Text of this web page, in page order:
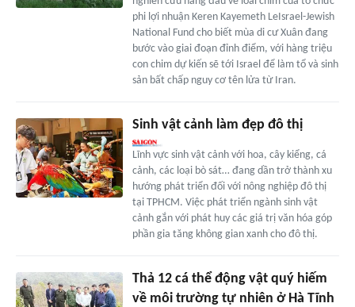
phi lợi nhuận Keren Kayemeth LeIsrael-Jewish
National Fund cho biết mùa di cư Xuân đang
bước vào giai đoạn đỉnh điểm, với hàng triệu
con chim dự kiến sẽ tới Israel để làm tổ và sinh
sản bất chấp nguy cơ tên lửa từ Iran.
Sinh vật cảnh làm đẹp đô thị
Lĩnh vực sinh vật cảnh với hoa, cây kiểng, cá
cảnh, các loại bò sát… đang dần trở thành xu
hướng phát triển đối với nông nghiệp đô thị
tại TPHCM. Việc phát triển ngành sinh vật
cảnh gắn với phát huy các giá trị văn hóa góp
phần gia tăng không gian xanh cho đô thị.
Thả 12 cá thể động vật quý hiếm
về môi trường tự nhiên ở Hà Tĩnh